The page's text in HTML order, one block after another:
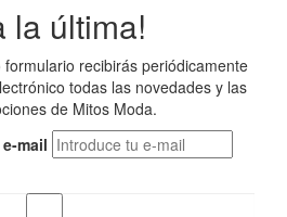
la última!
recibirás periódicamente
todas las novedades y las
de Mitos Moda.
mail